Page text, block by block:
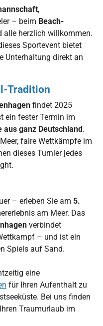
,
– beim Beach-
alle herzlich willkommen.
Sportevent bietet
Unterhaltung direkt an
Tradition
findet 2025
ein fester Termin im
aus ganz Deutschland.
faire Wettkämpfe im
dieses Turnier jedes
– erleben Sie am 5.
am Meer. Das
verbindet
– und ist ein
Spiels auf Sand.
eine
für Ihren Aufenthalt zu
Bei uns finden
Traumurlaub im